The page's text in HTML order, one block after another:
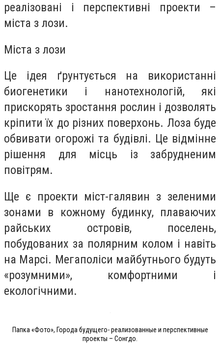
реалізовані і перспективні проекти –
міста з лози.
Міста з лози
Це ідея ґрунтується на використанні
биогенетики і нанотехнологій, які
прискорять зростання рослин і дозволять
кріпити їх до різних поверхонь. Лоза буде
обвивати огорожі та будівлі. Це відмінне
рішення для місць із забрудненим
повітрям.
Ще є проекти міст-галявин з зеленими
зонами в кожному будинку, плаваючих
райських островів, поселень,
побудованих за полярним колом і навіть
на Марсі. Мегаполіси майбутнього будуть
«розумними», комфортними і
екологічними.
Папка «Фото», Города будущего- реализованные и перспективные
проекты – Сонгдо.